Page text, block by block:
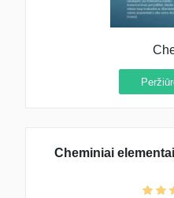
Cheminiai